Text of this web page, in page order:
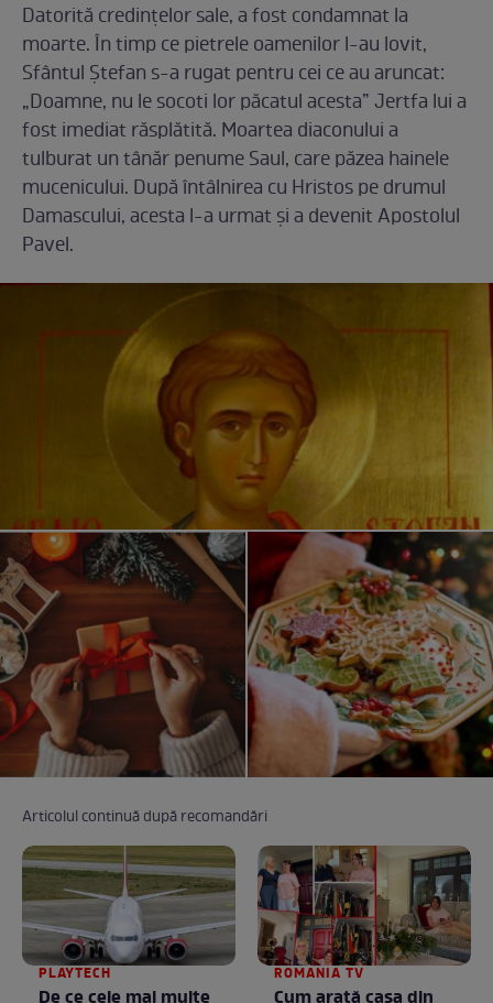
Datorită credințelor sale, a fost condamnat la
moarte. În timp ce pietrele oamenilor l-au lovit,
Sfântul Ștefan s-a rugat pentru cei ce au aruncat:
„Doamne, nu le socoti lor păcatul acesta” Jertfa lui a
fost imediat răsplătită. Moartea diaconului a
tulburat un tânăr penume Saul, care păzea hainele
mucenicului. După întâlnirea cu Hristos pe drumul
Damascului, acesta l-a urmat şi a devenit Apostolul
Pavel.
Articolul continuă după recomandări
PLAYTECH ROMANIA TV